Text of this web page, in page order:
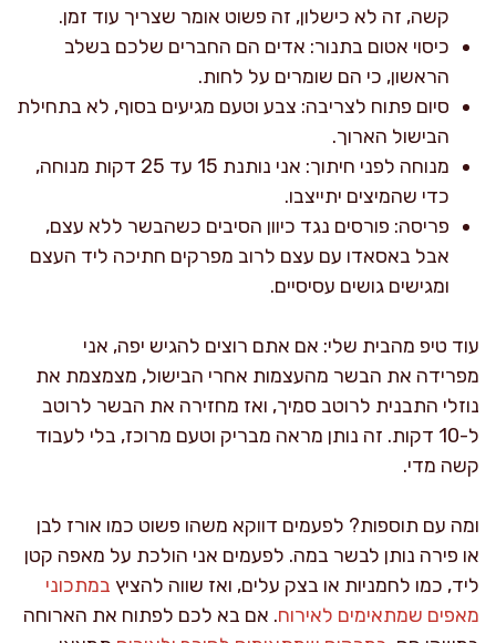
קשה, זה לא כישלון, זה פשוט אומר שצריך עוד זמן.
כיסוי אטום בתנור: אדים הם החברים שלכם בשלב
הראשון, כי הם שומרים על לחות.
סיום פתוח לצריבה: צבע וטעם מגיעים בסוף, לא בתחילת
הבישול הארוך.
מנוחה לפני חיתוך: אני נותנת 15 עד 25 דקות מנוחה,
כדי שהמיצים יתייצבו.
פריסה: פורסים נגד כיוון הסיבים כשהבשר ללא עצם,
אבל באסאדו עם עצם לרוב מפרקים חתיכה ליד העצם
ומגישים גושים עסיסיים.
עוד טיפ מהבית שלי: אם אתם רוצים להגיש יפה, אני
מפרידה את הבשר מהעצמות אחרי הבישול, מצמצמת את
נוזלי התבנית לרוטב סמיך, ואז מחזירה את הבשר לרוטב
ל-10 דקות. זה נותן מראה מבריק וטעם מרוכז, בלי לעבוד
קשה מדי.
ומה עם תוספות? לפעמים דווקא משהו פשוט כמו אורז לבן
או פירה נותן לבשר במה. לפעמים אני הולכת על מאפה קטן
ליד, כמו לחמניות או בצק עלים, ואז שווה להציץ במתכוני
מאפים שמתאימים לאירוח. אם בא לכם לפתוח את הארוחה